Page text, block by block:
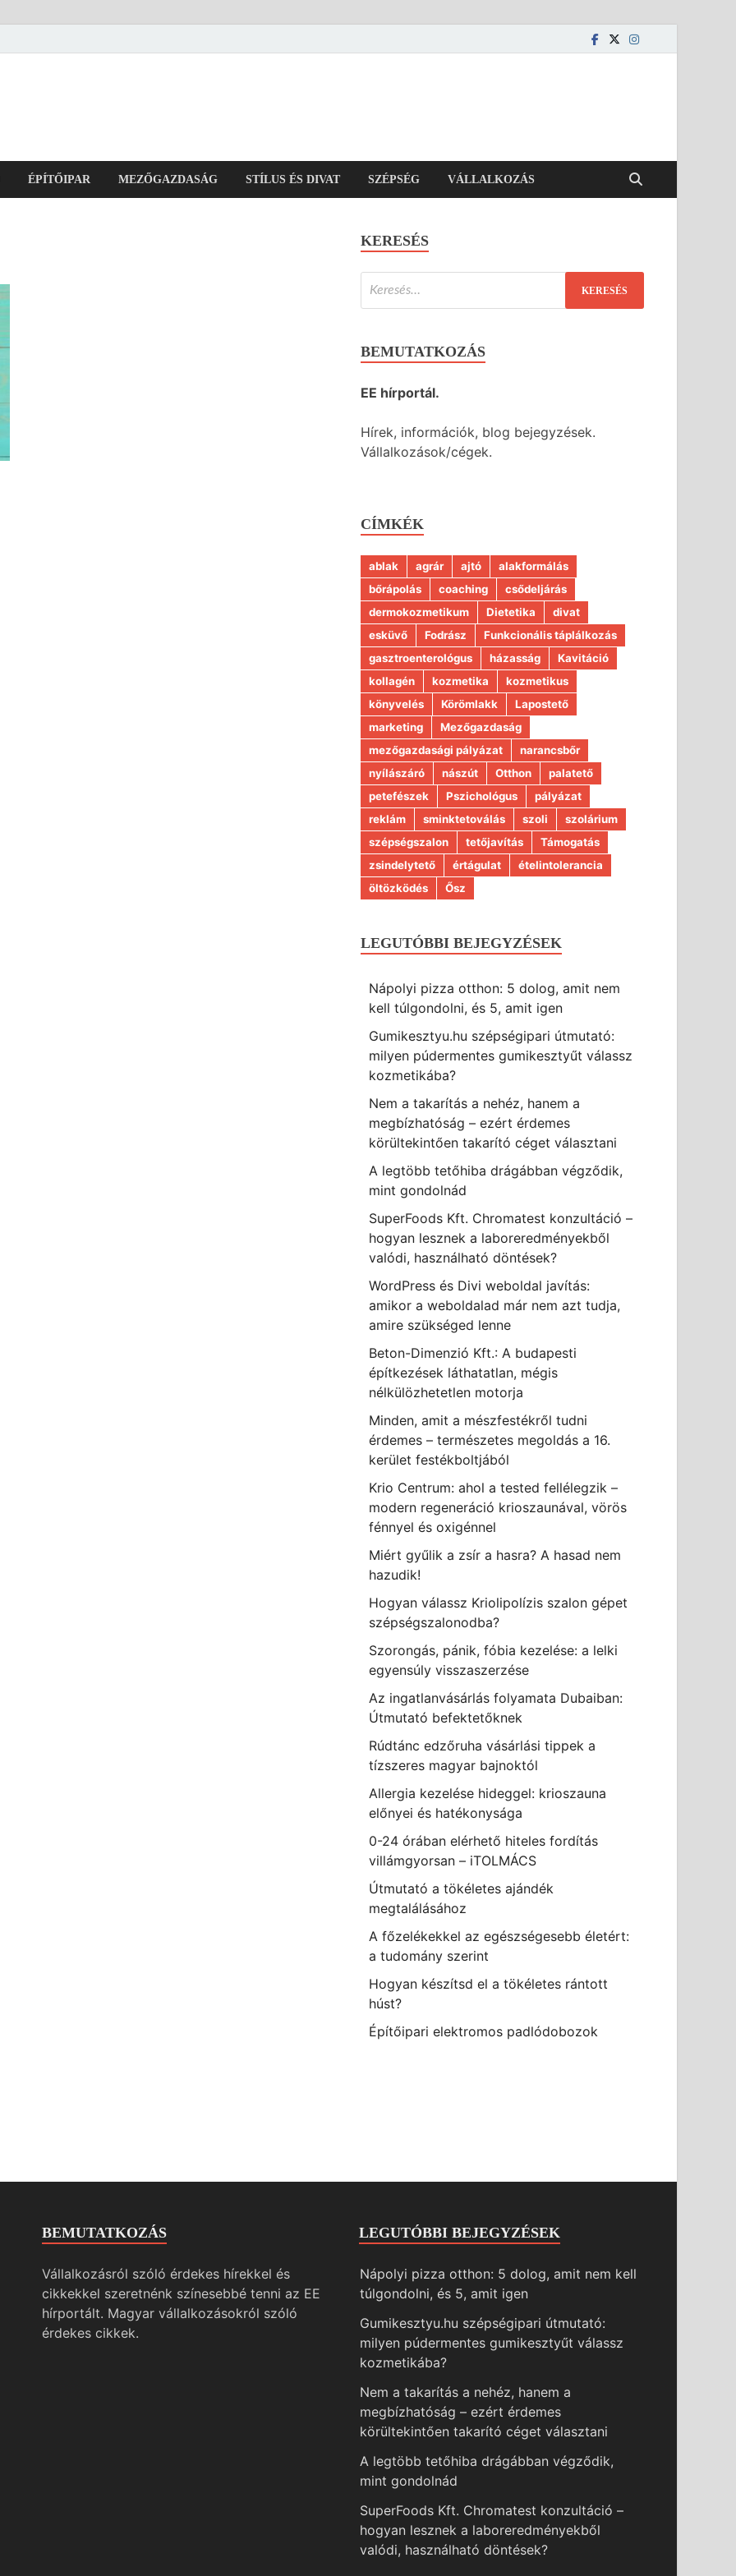
ÉPÍTŐIPAR MEZŐGAZDASÁG STÍLUS ÉS DIVAT SZÉPSÉG VÁLLALKOZÁS
KERESÉS
BEMUTATKOZÁS
EE hírportál.
Hírek, információk, blog bejegyzések.
Vállalkozások/cégek.
CÍMKÉK
ablak agrár ajtó
alakformálás
bőrápolás
coaching
csődeljárás
dermokozmetikum
Dietetika
divat
esküvő
Fodrász
Funkcionális táplálkozás
gasztroenterológus
házasság
Kavitáció
kollagén
kozmetika
kozmetikus
könyvelés
Körömlakk
Lapostető
marketing
Mezőgazdaság
mezőgazdasági pályázat
narancsbőr
nyílászáró
nászút Otthon
palatető
petefészek
Pszichológus
pályázat
reklám
sminktetoválás szoli
szolárium
szépségszalon
tetőjavítás
Támogatás
zsindelytető
értágulat
ételintolerancia
öltözködés
Ősz
LEGUTÓBBI BEJEGYZÉSEK
Nápolyi pizza otthon: 5 dolog, amit nem
kell túlgondolni, és 5, amit igen
Gumikesztyu.hu szépségipari útmutató:
milyen púdermentes gumikesztyűt válassz
kozmetikába?
Nem a takarítás a nehéz, hanem a
megbízhatóság – ezért érdemes
körültekintően takarító céget választani
A legtöbb tetőhiba drágábban végződik,
mint gondolnád
SuperFoods Kft. Chromatest konzultáció –
hogyan lesznek a laboreredményekből
valódi, használható döntések?
WordPress és Divi weboldal javítás:
amikor a weboldalad már nem azt tudja,
amire szükséged lenne
Beton-Dimenzió Kft.: A budapesti
építkezések láthatatlan, mégis
nélkülözhetetlen motorja
Minden, amit a mészfestékről tudni
érdemes – természetes megoldás a 16.
kerület festékboltjából
Krio Centrum: ahol a tested fellélegzik –
modern regeneráció krioszaunával, vörös
fénnyel és oxigénnel
Miért gyűlik a zsír a hasra? A hasad nem
hazudik!
Hogyan válassz Kriolipolízis szalon gépet
szépségszalonodba?
Szorongás, pánik, fóbia kezelése: a lelki
egyensúly visszaszerzése
Az ingatlanvásárlás folyamata Dubaiban:
Útmutató befektetőknek
Rúdtánc edzőruha vásárlási tippek a
tízszeres magyar bajnoktól
Allergia kezelése hideggel: krioszauna
előnyei és hatékonysága
0-24 órában elérhető hiteles fordítás
villámgyorsan – iTOLMÁCS
Útmutató a tökéletes ajándék
megtalálásához
A főzelékekkel az egészségesebb életért:
a tudomány szerint
Hogyan készítsd el a tökéletes rántott
húst?
Építőipari elektromos padlódobozok
BEMUTATKOZÁS
Vállalkozásról szóló érdekes hírekkel és
cikkekkel szeretnénk színesebbé tenni az EE
hírportált. Magyar vállalkozásokról szóló
érdekes cikkek.
LEGUTÓBBI BEJEGYZÉSEK
Nápolyi pizza otthon: 5 dolog, amit nem kell
túlgondolni, és 5, amit igen
Gumikesztyu.hu szépségipari útmutató:
milyen púdermentes gumikesztyűt válassz
kozmetikába?
Nem a takarítás a nehéz, hanem a
megbízhatóság – ezért érdemes
körültekintően takarító céget választani
A legtöbb tetőhiba drágábban végződik,
mint gondolnád
SuperFoods Kft. Chromatest konzultáció –
hogyan lesznek a laboreredményekből
valódi, használható döntések?